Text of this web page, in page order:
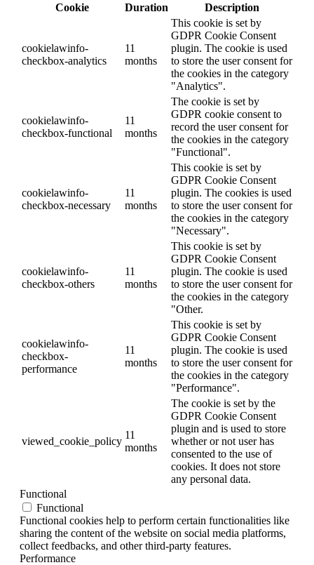
Cookie
Duration Description
cookielawinfo-
checkbox-analytics
11
months
This cookie is set by
GDPR Cookie Consent
plugin. The cookie is used
to store the user consent for
the cookies in the category
"Analytics".
cookielawinfo-
checkbox-functional
11
months
The cookie is set by
GDPR cookie consent to
record the user consent for
the cookies in the category
"Functional".
cookielawinfo-
checkbox-necessary
11
months
This cookie is set by
GDPR Cookie Consent
plugin. The cookies is used
to store the user consent for
the cookies in the category
"Necessary".
cookielawinfo-
checkbox-others
11
months
This cookie is set by
GDPR Cookie Consent
plugin. The cookie is used
to store the user consent for
the cookies in the category
"Other.
cookielawinfo-
checkbox-
performance
11
months
This cookie is set by
GDPR Cookie Consent
plugin. The cookie is used
to store the user consent for
the cookies in the category
"Performance".
viewed_cookie_policy
11
months
The cookie is set by the
GDPR Cookie Consent
plugin and is used to store
whether or not user has
consented to the use of
cookies. It does not store
any personal data.
Functional
Functional
Functional cookies help to perform certain functionalities like
sharing the content of the website on social media platforms,
collect feedbacks, and other third-party features.
Performance